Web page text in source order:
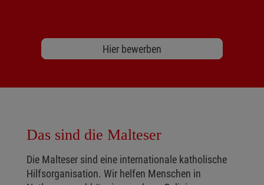
Hier bewerben
Das sind die Malteser
Die Malteser sind eine internationale katholische
Hilfsorganisation. Wir helfen Menschen in